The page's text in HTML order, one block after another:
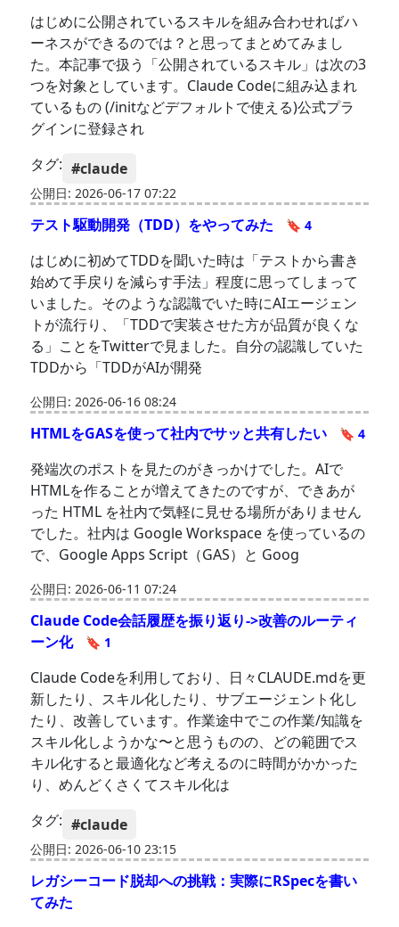
はじめに公開されているスキルを組み合わせればハ
ーネスができるのでは？と思ってまとめてみまし
た。本記事で扱う「公開されているスキル」は次の3
つを対象としています。Claude Codeに組み込まれ
ているもの (/initなどデフォルトで使える)公式プラ
グインに登録され
タグ: #claude
公開日: 2026-06-17 07:22
テスト駆動開発（TDD）をやってみた 🔖 4
はじめに初めてTDDを聞いた時は「テストから書き
始めて手戻りを減らす手法」程度に思ってしまって
いました。そのような認識でいた時にAIエージェン
トが流行り、「TDDで実装させた方が品質が良くな
る」ことをTwitterで見ました。自分の認識していた
TDDから「TDDがAIが開発
公開日: 2026-06-16 08:24
HTMLをGASを使って社内でサッと共有したい 🔖 4
発端次のポストを見たのがきっかけでした。AIで
HTMLを作ることが増えてきたのですが、できあが
った HTML を社内で気軽に見せる場所がありません
でした。社内は Google Workspace を使っているの
で、Google Apps Script（GAS）と Goog
公開日: 2026-06-11 07:24
Claude Code会話履歴を振り返り->改善のルーティ
ーン化
🔖 1
Claude Codeを利用しており、日々CLAUDE.mdを更
新したり、スキル化したり、サブエージェント化し
たり、改善しています。作業途中でこの作業/知識を
スキル化しようかな〜と思うものの、どの範囲でス
キル化すると最適化など考えるのに時間がかかった
り、めんどくさくてスキル化は
タグ: #claude
公開日: 2026-06-10 23:15
レガシーコード脱却への挑戦：実際にRSpecを書い
てみた